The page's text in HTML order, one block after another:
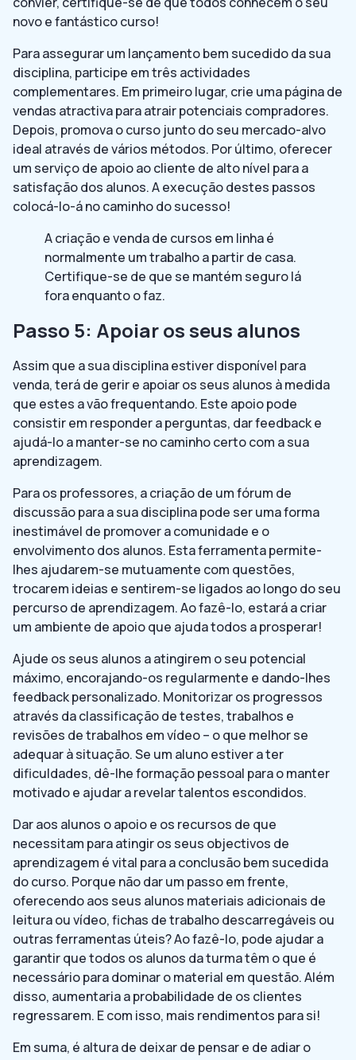
novo e fantástico curso!
Para assegurar um lançamento bem sucedido da sua
disciplina, participe em três actividades
complementares. Em primeiro lugar, crie uma página de
vendas atractiva para atrair potenciais compradores.
Depois, promova o curso junto do seu mercado-alvo
ideal através de vários métodos. Por último, oferecer
um serviço de apoio ao cliente de alto nível para a
satisfação dos alunos. A execução destes passos
colocá-lo-á no caminho do sucesso!
A criação e venda de cursos em linha é
normalmente um trabalho a partir de casa.
Certifique-se de que se mantém seguro lá
fora enquanto o faz.
Passo 5: Apoiar os seus alunos
Assim que a sua disciplina estiver disponível para
venda, terá de gerir e apoiar os seus alunos à medida
que estes a vão frequentando. Este apoio pode
consistir em responder a perguntas, dar feedback e
ajudá-lo a manter-se no caminho certo com a sua
aprendizagem.
Para os professores, a criação de um fórum de
discussão para a sua disciplina pode ser uma forma
inestimável de promover a comunidade e o
envolvimento dos alunos. Esta ferramenta permite-
lhes ajudarem-se mutuamente com questões,
trocarem ideias e sentirem-se ligados ao longo do seu
percurso de aprendizagem. Ao fazê-lo, estará a criar
um ambiente de apoio que ajuda todos a prosperar!
Ajude os seus alunos a atingirem o seu potencial
máximo, encorajando-os regularmente e dando-lhes
feedback personalizado. Monitorizar os progressos
através da classificação de testes, trabalhos e
revisões de trabalhos em vídeo – o que melhor se
adequar à situação. Se um aluno estiver a ter
dificuldades, dê-lhe formação pessoal para o manter
motivado e ajudar a revelar talentos escondidos.
Dar aos alunos o apoio e os recursos de que
necessitam para atingir os seus objectivos de
aprendizagem é vital para a conclusão bem sucedida
do curso. Porque não dar um passo em frente,
oferecendo aos seus alunos materiais adicionais de
leitura ou vídeo, fichas de trabalho descarregáveis ou
outras ferramentas úteis? Ao fazê-lo, pode ajudar a
garantir que todos os alunos da turma têm o que é
necessário para dominar o material em questão. Além
disso, aumentaria a probabilidade de os clientes
regressarem. E com isso, mais rendimentos para si!
Em suma, é altura de deixar de pensar e de adiar o